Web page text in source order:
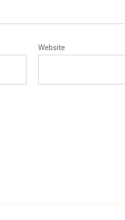
Website